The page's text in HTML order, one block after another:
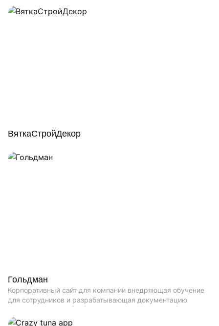
ВяткаСтройДекор
Гольдман
Корпоративный сайт для компании внедряющая обучение
для сотрудников и разрабатывающая документацию